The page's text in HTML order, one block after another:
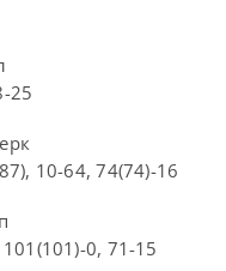
25
10-64, 74(74)-16
0, 71-15